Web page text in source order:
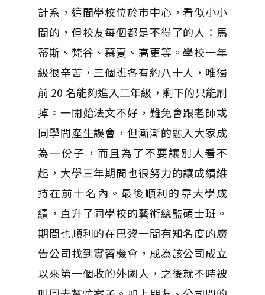
計系，這間學校位於市中心，看似小小
間的，但校友每個都是不得了的人：馬
蒂斯、梵谷、慕夏、高更等。學校一年
級很辛苦，三個班各有約八十人，唯獨
前 20 名能夠進入二年級，剩下的只能刷
掉。一開始法文不好，難免會跟老師或
同學間產生誤會，但漸漸的融入大家成
為一份子，而且為了不要讓別人看不
起，大學三年期間也很努力的讓成績維
持在前十名內。最後順利的靠大學成
績，直升了同學校的藝術總監碩士班。
期間也順利的在巴黎一間有知名度的廣
告公司找到實習機會，成為該公司成立
以來第一個收的外國人，之後就不時被